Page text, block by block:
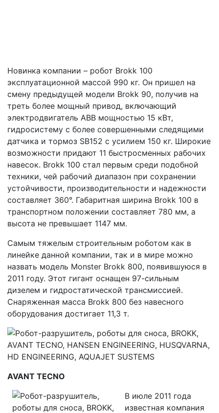
Новинка компании – робот Brokk 100
эксплуатационной массой 990 кг. Он пришел на
смену предыдущей модели Brokk 90, получив на
треть более мощный привод, включающий
электродвигатель АВВ мощностью 15 кВт,
гидросистему с более совершенными следящими
датчика и тормоз SB152 с усилием 150 кг. Широкие
возможности придают 11 быстросменных рабочих
навесок. Brokk 100 стал первым среди подобной
техники, чей рабочий диапазон при сохранении
устойчивости, производительности и надежности
составляет 360°. Габаритная ширина Brokk 100 в
транспортном положении составляет 780 мм, а
высота не превышает 1147 мм.
Самым тяжелым строительным роботом как в
линейке данной компании, так и в мире можно
назвать модель Monster Brokk 800, появившуюся в
2011 году. Этот гигант оснащен 97-сильным
дизелем и гидростатической трансмиссией.
Снаряженная масса Brokk 800 без навесного
оборудования достигает 11,3 т.
AVANT TECNO
В июле 2011 года
известная компания